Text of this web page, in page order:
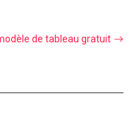
de tableau gratuit